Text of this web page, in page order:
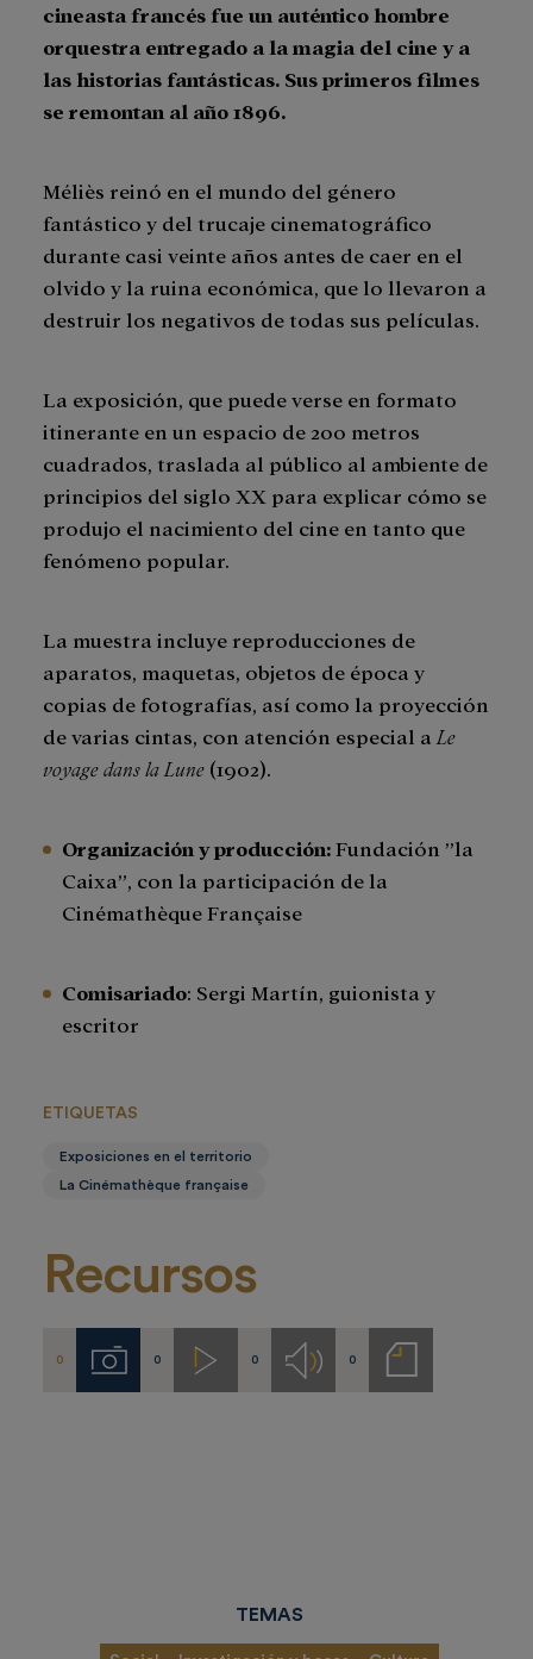
cineasta francés fue un auténtico hombre
orquestra entregado a la magia del cine y a
las historias fantásticas. Sus primeros filmes
se remontan al año 1896.
Méliès reinó en el mundo del género
fantástico y del trucaje cinematográfico
durante casi veinte años antes de caer en el
olvido y la ruina económica, que lo llevaron a
destruir los negativos de todas sus películas.
La exposición, que puede verse en formato
itinerante en un espacio de 200 metros
cuadrados, traslada al público al ambiente de
principios del siglo XX para explicar cómo se
produjo el nacimiento del cine en tanto que
fenómeno popular.
La muestra incluye reproducciones de
aparatos, maquetas, objetos de época y
copias de fotografías, así como la proyección
de varias cintas, con atención especial a Le
voyage dans la Lune (1902).
Organización y producción:Fundación ”la
Caixa”, con la participación de la
Cinémathèque Française
Comisariado: Sergi Martín, guionista y
escritor
ETIQUETAS
Exposiciones en el territorio
La Cinémathèque française
Recursos
0 Imágenes
0 Videos
0 Audios
0
Notas
de
TEMAS